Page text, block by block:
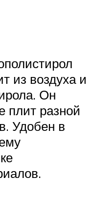
из воздуха и
Он
плит разной
Удобен в